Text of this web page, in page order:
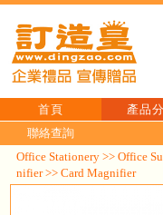
首頁 產品
聯絡查詢
Office Stationery >> Office
nifier>> Card Magnifier